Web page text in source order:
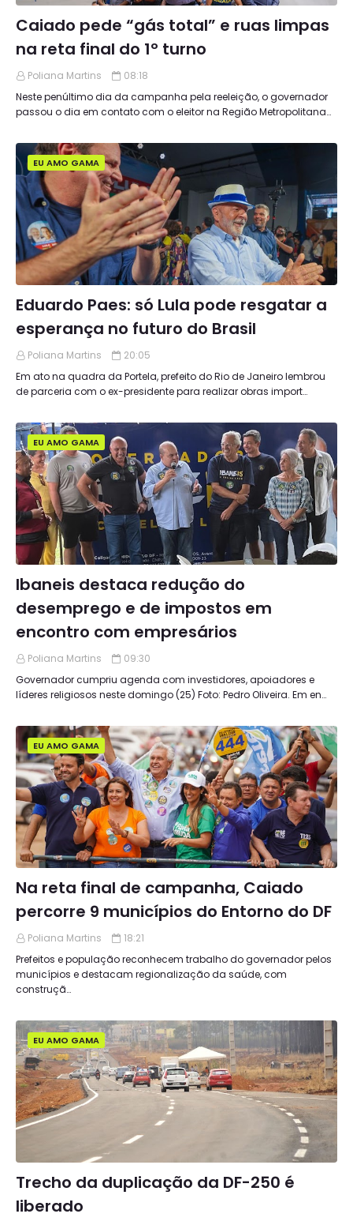
Caiado pede “gás total” e ruas limpas
na reta final do 1º turno
Poliana Martins
08:18
Neste penúltimo dia da campanha pela reeleição, o governador
passou o dia em contato com o eleitor na Região Metropolitana…
EU AMO GAMA
Eduardo Paes: só Lula pode resgatar a
esperança no futuro do Brasil
Poliana Martins
20:05
Em ato na quadra da Portela, prefeito do Rio de Janeiro lembrou
de parceria com o ex-presidente para realizar obras import…
EU AMO GAMA
Ibaneis destaca redução do
desemprego e de impostos em
encontro com empresários
Poliana Martins
09:30
Governador cumpriu agenda com investidores, apoiadores e
líderes religiosos neste domingo (25) Foto: Pedro Oliveira. Em en…
EU AMO GAMA
Na reta final de campanha, Caiado
percorre 9 municípios do Entorno do DF
Poliana Martins
18:21
Prefeitos e população reconhecem trabalho do governador pelos
municípios e destacam regionalização da saúde, com
construçã…
EU AMO GAMA
Trecho da duplicação da DF-250 é
liberado